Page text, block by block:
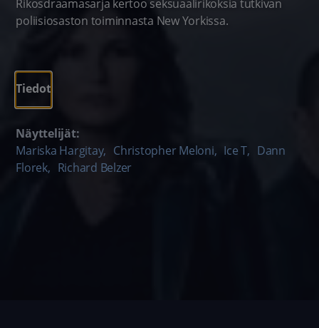
Rikosdraamasarja kertoo seksuaalirikoksia tutkivan
poliisiosaston toiminnasta New Yorkissa.
Tiedot
Näyttelijät:
Mariska Hargitay, Christopher Meloni, Ice T, Dann
Florek, Richard Belzer